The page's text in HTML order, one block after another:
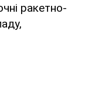
ракетно-